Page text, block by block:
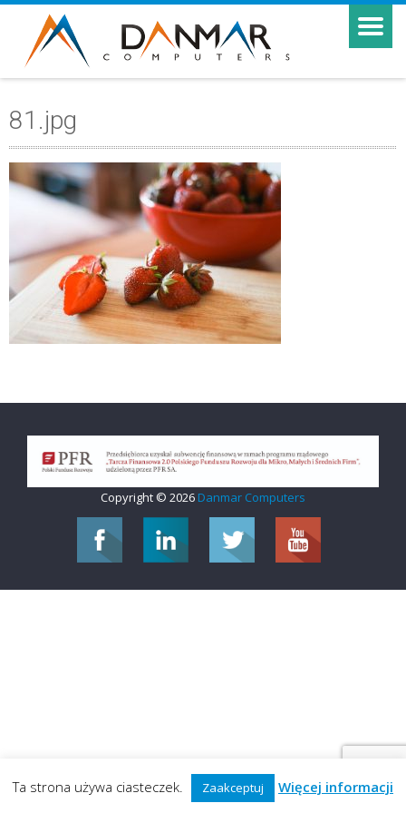
81.jpg
Copyright © 2026 Danmar Computers
Ta strona używa ciasteczek. Zaakceptuj Więcej informacji